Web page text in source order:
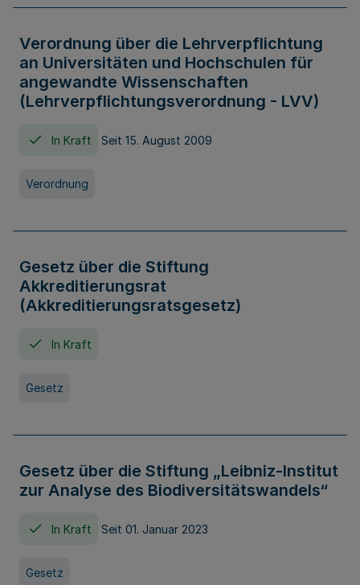
Verordnung über die Lehrverpflichtung
an Universitäten und Hochschulen für
angewandte Wissenschaften
(Lehrverpflichtungsverordnung - LVV)
In Kraft Seit 15. August 2009
Verordnung
Gesetz über die Stiftung
Akkreditierungsrat
(Akkreditierungsratsgesetz)
In Kraft
Gesetz
Gesetz über die Stiftung „Leibniz-Institut
zur Analyse des Biodiversitätswandels“
In Kraft Seit 01. Januar 2023
Gesetz